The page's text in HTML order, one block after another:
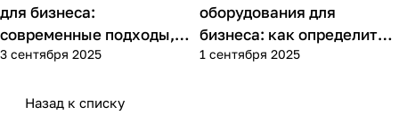
для бизнеса:
современные подходы,
практика применения и
3 сентября 2025
оборудования для
бизнеса: как определить
потребности компании и
1 сентября 2025
Назад к списку